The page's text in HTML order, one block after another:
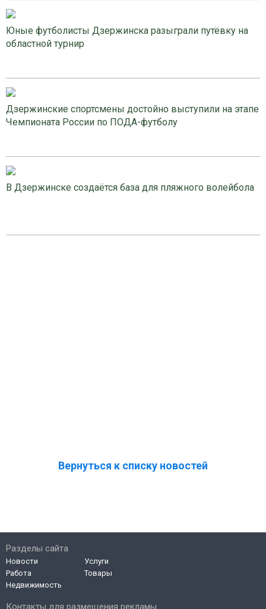
Юные футболисты Дзержинска разыграли путёвку на
областной турнир
Дзержинские спортсмены достойно выступили на этапе
Чемпионата России по ПОДА-футболу
В Дзержинске создаётся база для пляжного волейбола
Вернуться к списку новостей
Контакты для размещения рекламы
Разделы сайта
Новости
Работа
Недвижимость
Услуги
Товары